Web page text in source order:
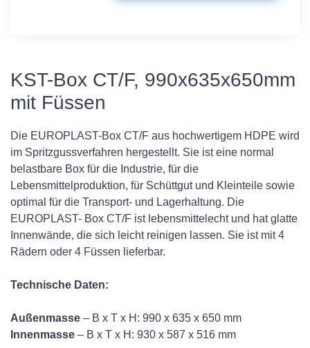
KST-Box CT/F, 990x635x650mm
mit Füssen
Die EUROPLAST-Box CT/F aus hochwertigem HDPE wird
im Spritzgussverfahren hergestellt. Sie ist eine normal
belastbare Box für die Industrie, für die
Lebensmittelproduktion, für Schüttgut und Kleinteile sowie
optimal für die Transport- und Lagerhaltung. Die
EUROPLAST- Box CT/F ist lebensmittelecht und hat glatte
Innenwände, die sich leicht reinigen lassen. Sie ist mit 4
Rädern oder 4 Füssen lieferbar.
Technische Daten:
Außenmasse – B x T x H: 990 x 635 x 650 mm
Innenmasse – B x T x H: 930 x 587 x 516 mm